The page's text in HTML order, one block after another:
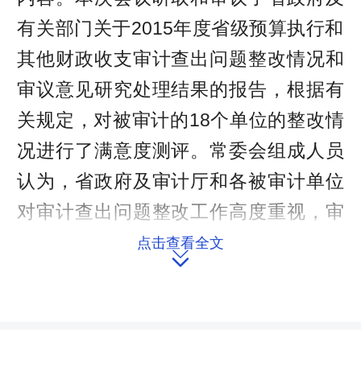
有关部门关于2015年度省级预算执行和
其他财政收支审计查出问题整改情况和
审议意见研究处理结果的报告，根据有
关规定，对被审计的18个单位的整改情
况进行了满意度测评。常委会组成人员
认为，省政府及审计厅和各被审计单位
对审计查出问题整改工作高度重视，审
计整改取得了积极成效。大家强调，省
政府及各部门要把抓审计整改与完善制
点击查看全文
